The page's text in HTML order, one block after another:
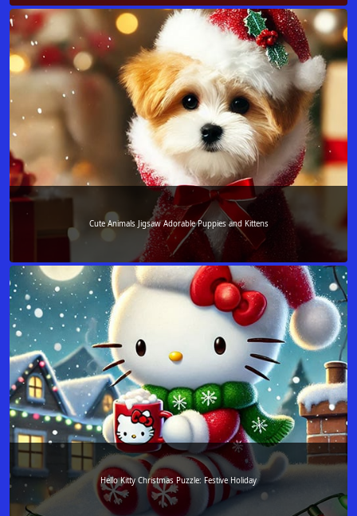
Cute Animals Jigsaw Adorable Puppies and Kittens
Hello Kitty Christmas Puzzle: Festive Holiday